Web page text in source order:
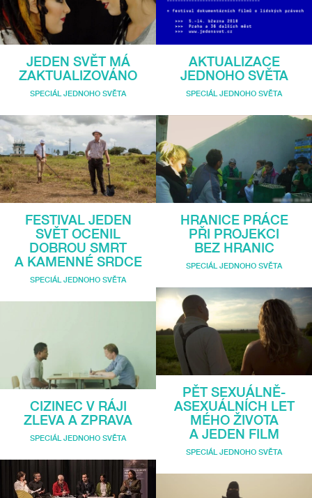
JEDEN SVĚT MÁ
ZAKTUALIZOVÁNO
SPECIÁL JEDNOHO SVĚTA
FESTIVAL JEDEN
SVĚT OCENIL
DOBROU SMRT
A KAMENNÉ SRDCE
SPECIÁL JEDNOHO SVĚTA
CIZINEC V RÁJI
ZLEVA A ZPRAVA
SPECIÁL JEDNOHO SVĚTA
AKTUALIZACE
JEDNOHO SVĚTA
SPECIÁL JEDNOHO SVĚTA
HRANICE PRÁCE
PŘI PROJEKCI
BEZ HRANIC
SPECIÁL JEDNOHO SVĚTA
PĚT SEXUÁLNĚ-
ASEXUÁLNÍCH LET
MÉHO ŽIVOTA
A JEDEN FILM
SPECIÁL JEDNOHO SVĚTA